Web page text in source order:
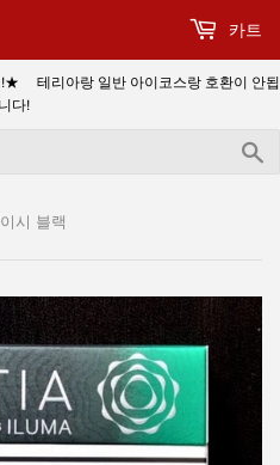
테리아랑 일반 아이코스랑 호환이 안됩
니다!
카트
시 블랙